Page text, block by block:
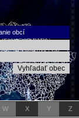
obcí
W X Y Z